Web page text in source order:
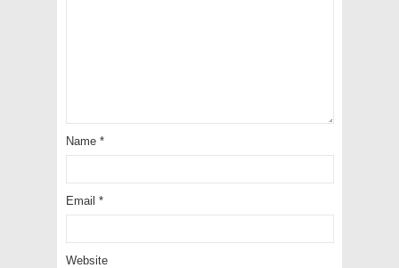
Name *
Email *
Website